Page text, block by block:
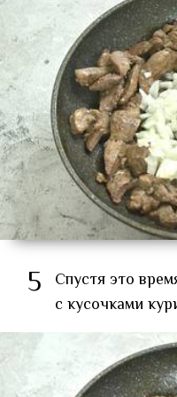
5
Спустя это
с кусочками